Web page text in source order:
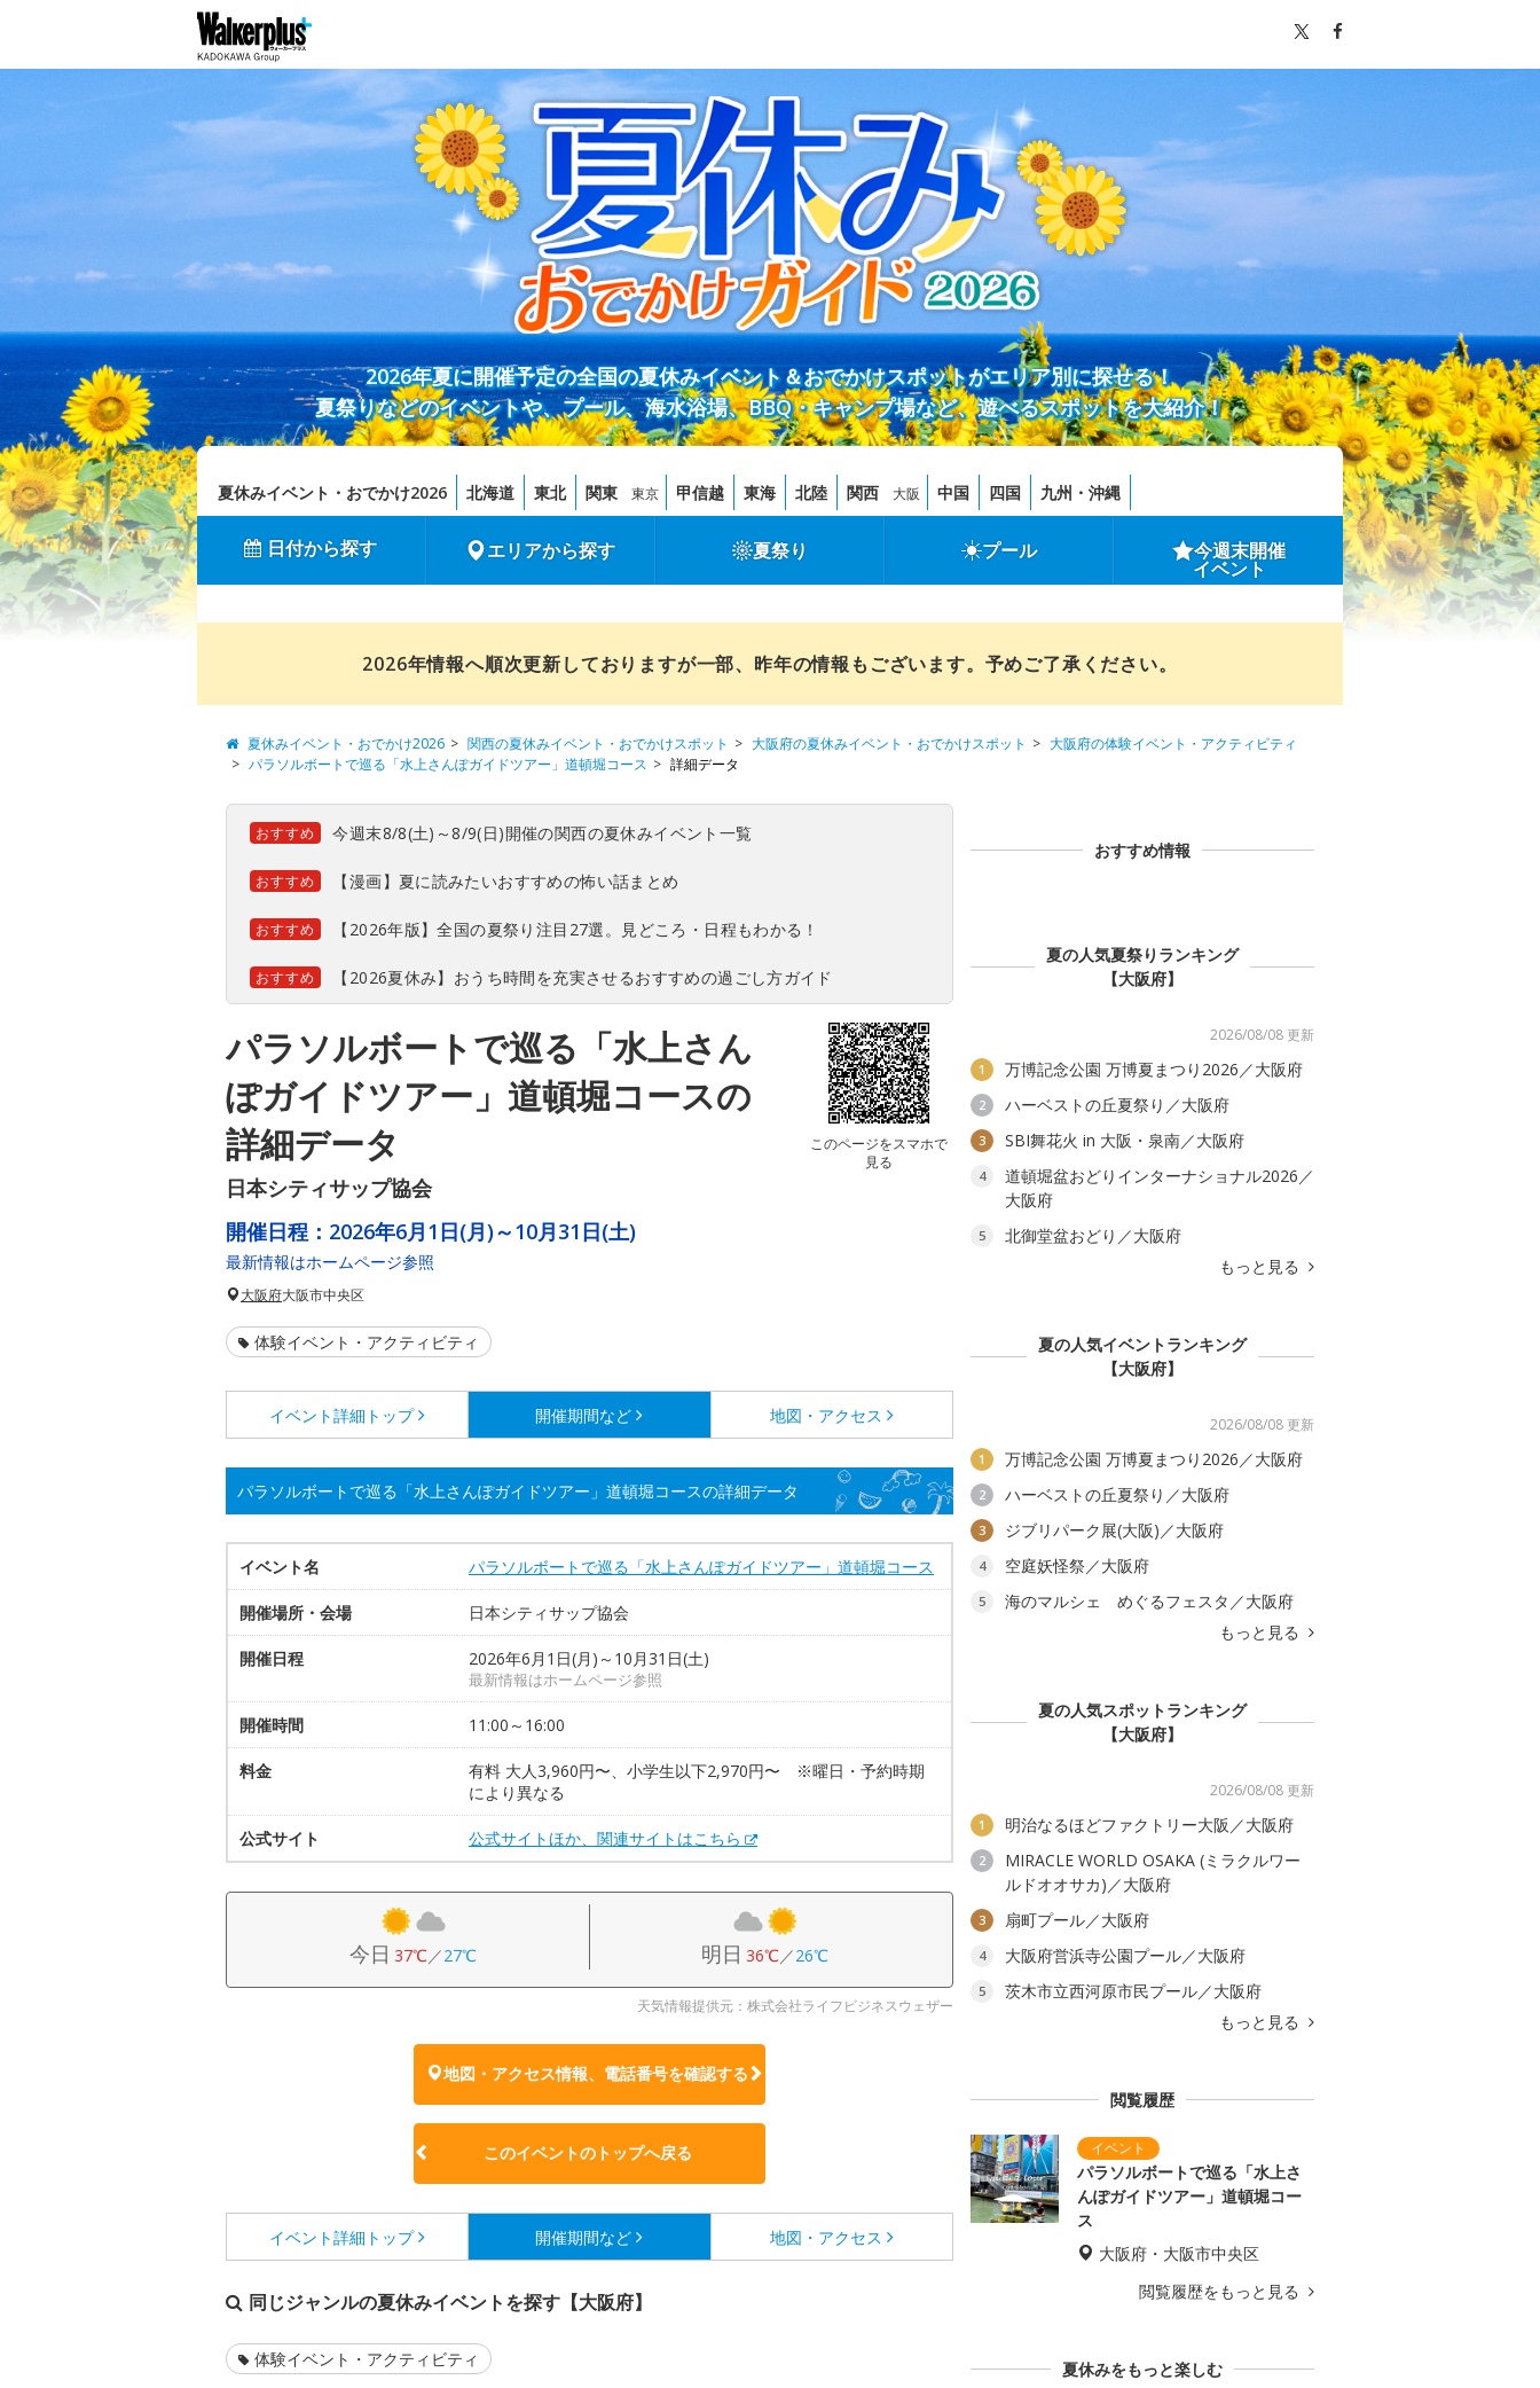
2026年夏に開催予定の全国の夏休みイベント＆おでかけスポットがエリア別に探せる！
夏祭りなどのイベントや、プール、海水浴場、BBQ・キャンプ場など、遊べるスポットを大紹介！
夏休みイベント・おでかけ2026 北海道 東北 関東 東京 甲信越 東海 北陸 関西 大阪 中国 四国 九州・沖縄
日付から探す エリアから探す 夏祭り プール 今週末開催
イベント
2026年情報へ順次更新しておりますが一部、昨年の情報もございます。予めご了承ください。
夏休みイベント・おでかけ2026 関西の夏休みイベント・おでかけスポット 大阪府の夏休みイベント・おでかけスポット
大阪府の体験イベント・アクティビティ
パラソルボートで巡る「水上さんぽガイドツアー」道頓堀コース
詳細データ
おすすめ 今週末8/8(土)～8/9(日)開催の関西の夏休みイベント一覧
おすすめ 【漫画】夏に読みたいおすすめの怖い話まとめ
おすすめ 【2026年版】全国の夏祭り注目27選。見どころ・日程もわかる！
おすすめ 【2026夏休み】おうち時間を充実させるおすすめの過ごし方ガイド
パラソルボートで巡る「水上さん
ぽガイドツアー」道頓堀コースの
詳細データ
日本シティサップ協会
このページをスマホで
見る
開催日程： 2026年6月1日(月)～10月31日(土)
最新情報はホームページ参照
大阪府大阪市中央区
体験イベント・アクティビティ
イベント詳細 トップ 開催期間など 地図・アクセス
パラソルボートで巡る「水上さんぽガイドツアー」道頓堀コースの詳細データ
イベント名 パラソルボートで巡る「水上さんぽガイドツアー」道頓堀コース
開催場所・会場 日本シティサップ協会
開催日程 2026年6月1日(月)～10月31日(土)
最新情報はホームページ参照
開催時間 11:00～16:00
料金
有料 大人3,960円〜、小学生以下2,970円〜 ※曜日・予約時期
により異なる
公式サイト 公式サイトほか、関連サイトはこちら
今日 37℃／27℃ 明日 36℃／26℃
天気情報提供元：株式会社ライフビジネスウェザー
地図・アクセス情報、電話番号を確認する
このイベントのトップへ戻る
イベント詳細 トップ 開催期間など 地図・アクセス
同じジャンルの夏休みイベントを探す【大阪府】
体験イベント・アクティビティ
おすすめ情報
夏の人気夏祭りランキング
【大阪府】
2026/08/08 更新
1 万博記念公園 万博夏まつり2026／大阪府
2 ハーベストの丘夏祭り／大阪府
3 SBI舞花火 in 大阪・泉南／大阪府
4
道頓堀盆おどりインターナショナル2026／
大阪府
5
北御堂盆おどり／大阪府
もっと見る
夏の人気イベントランキング
【大阪府】
2026/08/08 更新
1 万博記念公園 万博夏まつり2026／大阪府
2 ハーベストの丘夏祭り／大阪府
3 ジブリパーク展(大阪)／大阪府
4 空庭妖怪祭／大阪府
5
海のマルシェ めぐるフェスタ／大阪府
もっと見る
夏の人気スポットランキング
【大阪府】
2026/08/08 更新
1 明治なるほどファクトリー大阪／大阪府
2
MIRACLE WORLD OSAKA (ミラクルワー
ルドオオサカ)／大阪府
3 扇町プール／大阪府
4 大阪府営浜寺公園プール／大阪府
5
茨木市立西河原市民プール／大阪府
もっと見る
閲覧履歴
パラソルボートで巡る「水上さ
んぽガイドツアー」道頓堀コー
ス
大阪府・大阪市中央区
閲覧履歴をもっと見る
夏休みをもっと楽しむ